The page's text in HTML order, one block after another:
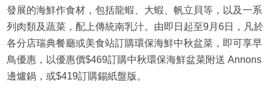
發展的海鮮作食材，包括龍蝦、大蝦、帆立貝等，以及一系
列肉類及蔬菜，配上傳統南乳汁。由即日起至9月6日，凡於
各分店瑞典餐廳或美食站訂購環保海鮮中秋盆菜，即可享早
鳥優惠，以優惠價$469訂購中秋環保海鮮盆菜附送 Annons
邊爐鍋，或$419訂購錫紙盤版。